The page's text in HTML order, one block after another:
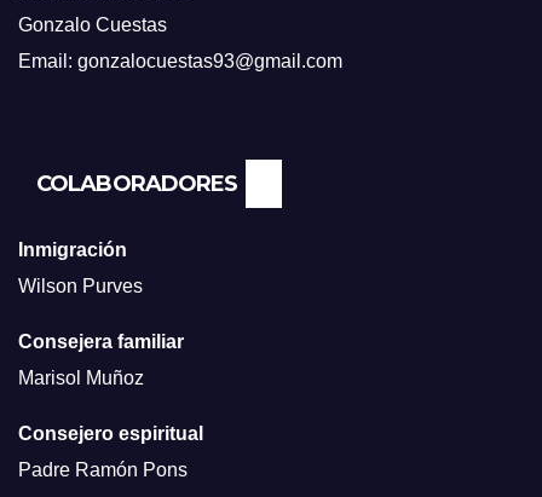
Gonzalo Cuestas
Email: gonzalocuestas93@gmail.com
COLABORADORES
Inmigración
Wilson Purves
Consejera familiar
Marisol Muñoz
Consejero espiritual
Padre Ramón Pons